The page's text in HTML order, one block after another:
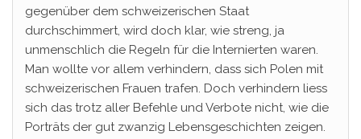
gegenüber dem schweizerischen Staat
durchschimmert, wird doch klar, wie streng, ja
unmenschlich die Regeln für die Internierten waren.
Man wollte vor allem verhindern, dass sich Polen mit
schweizerischen Frauen trafen. Doch verhindern liess
sich das trotz aller Befehle und Verbote nicht, wie die
Porträts der gut zwanzig Lebensgeschichten zeigen.